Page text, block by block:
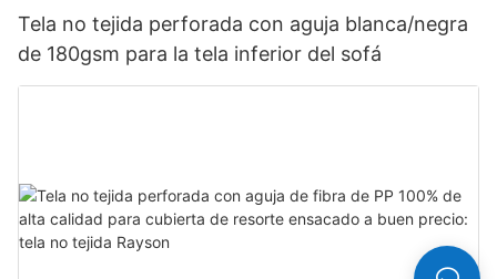
Tela no tejida perforada con aguja blanca/negra
de 180gsm para la tela inferior del sofá